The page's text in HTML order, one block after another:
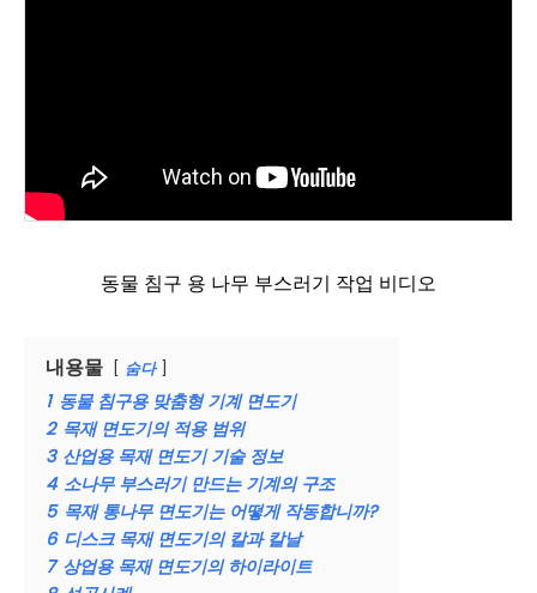
동물 침구 용 나무 부스러기 작업 비디오
내용물 숨다
1 동물 침구용 맞춤형 기계 면도기
2 목재 면도기의 적용 범위
3 산업용 목재 면도기 기술 정보
4 소나무 부스러기 만드는 기계의 구조
5 목재 통나무 면도기는 어떻게 작동합니까?
6 디스크 목재 면도기의 칼과 칼날
7 상업용 목재 면도기의 하이라이트